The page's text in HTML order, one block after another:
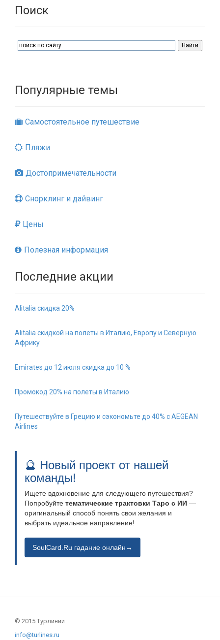
Поиск
Популярные темы
Самостоятельное путешествие
Пляжи
Достопримечательности
Снорклинг и дайвинг
Цены
Полезная информация
Последние акции
Alitalia скидка 20%
Alitalia скидкой на полеты в Италию, Европу и Северную
Африку
Emirates до 12 июля скидка до 10 %
Промокод 20% на полеты в Италию
Путешествуйте в Грецию и сэкономьте до 40% с AEGEAN
Airlines
🔮 Новый проект от нашей
команды!
Ищете вдохновение для следующего путешествия?
Попробуйте тематические трактовки Таро с ИИ —
оригинальный способ понять свои желания и
выбрать идеальное направление!
SoulCard.Ru гадание онлайн→
© 2015 Турлинии
info@turlines.ru